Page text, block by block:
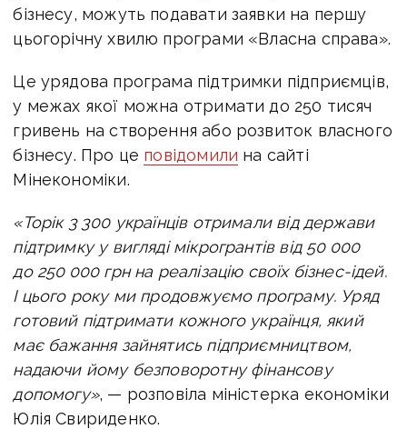
бізнесу, можуть подавати заявки на першу
цьогорічну хвилю програми «Власна справа».
Це урядова програма підтримки підприємців,
у межах якої можна отримати до 250 тисяч
гривень на створення або розвиток власного
бізнесу. Про це повідомили на сайті
Мінекономіки.
«Торік 3 300 українців отримали від держави
підтримку у вигляді мікрогрантів від 50 000
до 250 000 грн на реалізацію своїх бізнес-ідей.
І цього року ми продовжуємо програму. Уряд
готовий підтримати кожного українця, який
має бажання зайнятись підприємництвом,
надаючи йому безповоротну фінансову
допомогу», — розповіла міністерка економіки
Юлія Свириденко.